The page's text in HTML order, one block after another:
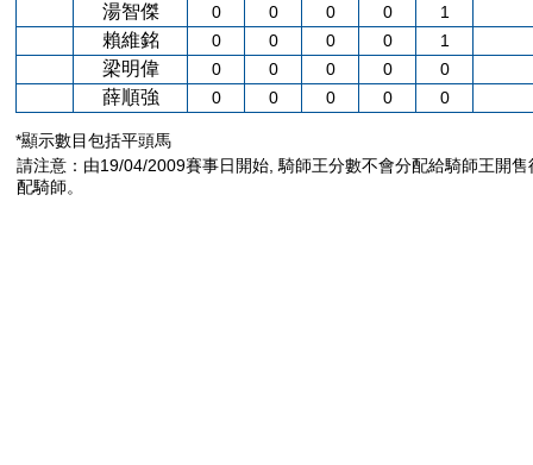
湯智傑 0 0 0 0 1
賴維銘 0 0 0 0 1
梁明偉 0 0 0 0 0
薛順強 0 0 0 0 0
*顯示數目包括平頭馬
請注意：由19/04/2009賽事日開始, 騎師王分數不會分配給騎師王開售
配騎師。